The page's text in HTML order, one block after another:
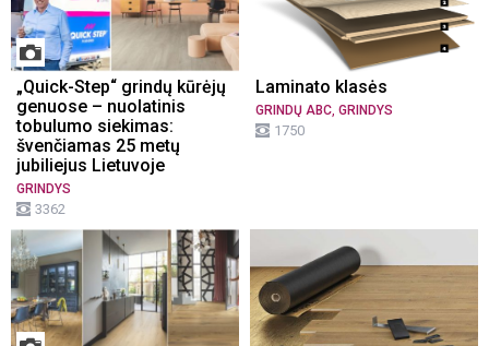
„Quick-Step“ grindų kūrėjų
genuose – nuolatinis
tobulumo siekimas:
švenčiamas 25 metų
jubiliejus Lietuvoje
GRINDYS
3362
Laminato klasės
GRINDŲ ABC, GRINDYS
1750